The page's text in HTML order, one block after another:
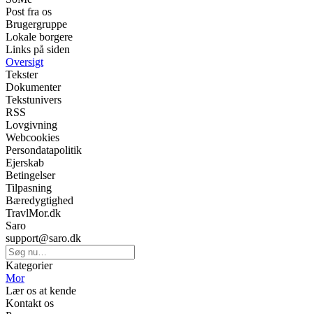
Post fra os
Brugergruppe
Lokale borgere
Links på siden
Oversigt
Tekster
Dokumenter
Tekstunivers
RSS
Lovgivning
Webcookies
Persondatapolitik
Ejerskab
Betingelser
Tilpasning
Bæredygtighed
TravlMor.dk
Saro
support@saro.dk
Kategorier
Mor
Lær os at kende
Kontakt os